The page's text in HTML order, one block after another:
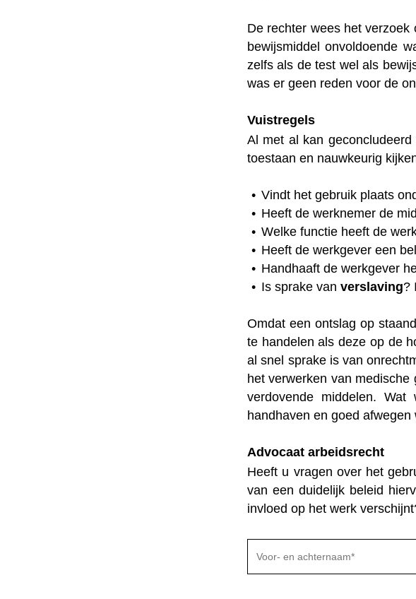
De rechter wees het
bewijsmiddel onvoldoende
zelfs als de test wel als
was er geen reden voor de
Vuistregels
Al met al kan
toestaan en nauwkeurig
Vindt het gebruik plaats
Heeft de werknemer de
Welke functie heeft de
Heeft de werkgever een
Handhaaft de werkgever
Is sprake van verslaving?
Omdat een ontslag op
te handelen als deze op de
al snel sprake is van
het verwerken van
verdovende middelen.
handhaven en goed
Advocaat arbeidsrecht
Heeft u vragen over het
van een duidelijk beleid
invloed op het werk